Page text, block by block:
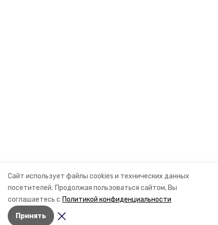
Сайт использует файлы cookies и технических данных
посетителей. Продолжая пользоваться сайтом, Вы
соглашаетесь с Политикой конфиденциальности
Принять